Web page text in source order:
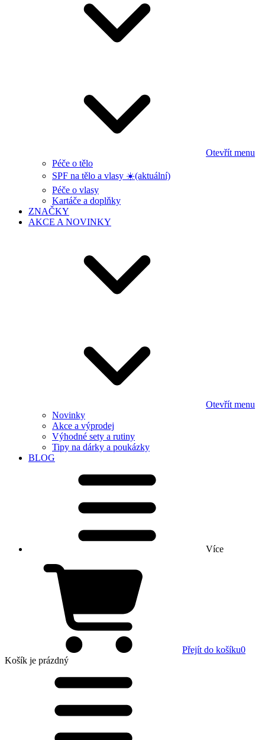
Otevřít menu
Péče o tělo
SPF na tělo a vlasy ☀️(aktuální)
Péče o vlasy
Kartáče a doplňky
ZNAČKY
AKCE A NOVINKY
Otevřít menu
Novinky
Akce a výprodej
Výhodné sety a rutiny
Tipy na dárky a poukázky
BLOG
Více
Přejít do košíku0
Košík je prázdný